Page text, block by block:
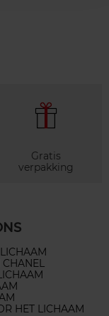
Gratis
verpakking
HET LICHAAM